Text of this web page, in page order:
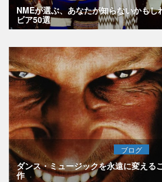
NMEが選ぶ、あなたが知らないかもし
ビア50選
ブログ
ダンス・ミュージックを永遠に変える
作